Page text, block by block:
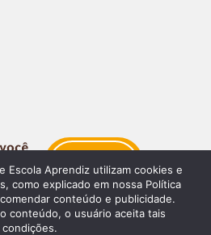
Escola Aprendiz utilizam cookies e
como explicado em nossa Política
conteúdo e publicidade.
conteúdo, o usuário aceita tais
condições.